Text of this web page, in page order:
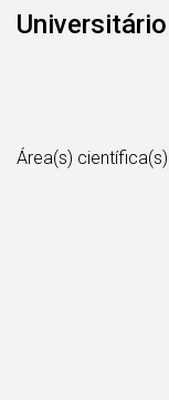
Universitário
Área(s) científica(s)